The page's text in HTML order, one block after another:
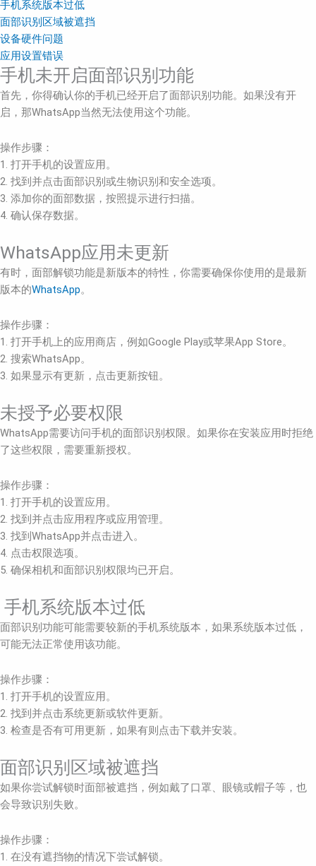
手机系统版本过低
面部识别区域被遮挡
设备硬件问题
应用设置错误
手机未开启面部识别功能
首先，你得确认你的手机已经开启了面部识别功能。如果没有开
启，那WhatsApp当然无法使用这个功能。
操作步骤：
1. 打开手机的设置应用。
2. 找到并点击面部识别或生物识别和安全选项。
3. 添加你的面部数据，按照提示进行扫描。
4. 确认保存数据。
WhatsApp应用未更新
有时，面部解锁功能是新版本的特性，你需要确保你使用的是最新
版本的WhatsApp。
操作步骤：
1. 打开手机上的应用商店，例如Google Play或苹果App Store。
2. 搜索WhatsApp。
3. 如果显示有更新，点击更新按钮。
未授予必要权限
WhatsApp需要访问手机的面部识别权限。如果你在安装应用时拒绝
了这些权限，需要重新授权。
操作步骤：
1. 打开手机的设置应用。
2. 找到并点击应用程序或应用管理。
3. 找到WhatsApp并点击进入。
4. 点击权限选项。
5. 确保相机和面部识别权限均已开启。
手机系统版本过低
面部识别功能可能需要较新的手机系统版本，如果系统版本过低，
可能无法正常使用该功能。
操作步骤：
1. 打开手机的设置应用。
2. 找到并点击系统更新或软件更新。
3. 检查是否有可用更新，如果有则点击下载并安装。
面部识别区域被遮挡
如果你尝试解锁时面部被遮挡，例如戴了口罩、眼镜或帽子等，也
会导致识别失败。
操作步骤：
1. 在没有遮挡物的情况下尝试解锁。